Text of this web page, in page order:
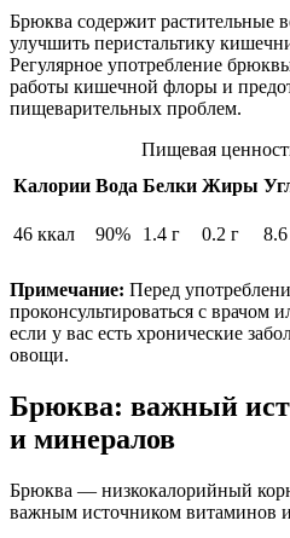
Брюква содержит растительные
улучшить перистальтику
Регулярное употребление
работы кишечной флоры и
пищеварительных проблем.
Пищевая
Калории Вода Белки Жиры
46 ккал
90% 1.4 г 0.2 г
Примечание: Перед
проконсультироваться с врачом
если у вас есть хронические
овощи.
Брюква: важный
и минералов
Брюква — низкокалорийный
важным источником витаминов